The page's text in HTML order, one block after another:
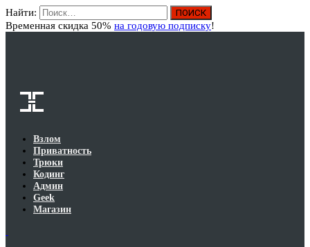
Найти:
Временная скидка 50% на годовую подписку!
Взлом
Приватность
Трюки
Кодинг
Админ
Geek
Магазин